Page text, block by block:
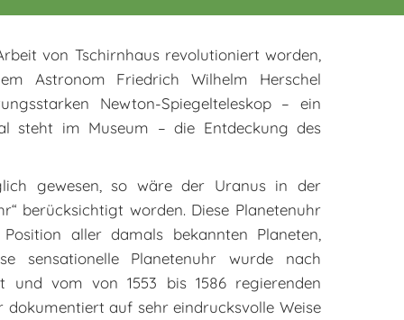
von Tschirnhaus revolutioniert worden,
As­tronom Friedrich Wilhelm Herschel
Newton-Spiegelteleskop – ein
steht im Museum – die Entdeckung des
gewesen, so wäre der Uranus in der
berücksichtigt worden. Diese Planetenuhr
aller damals bekannten Planeten,
sensationelle Planetenuhr wurde nach
vom von 1553 bis 1586 regierenden
auf sehr eindrucksvolle Weise